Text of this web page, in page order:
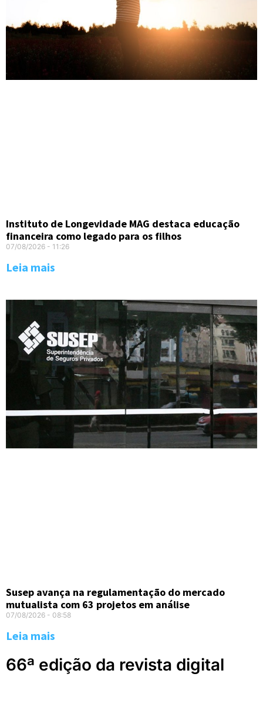
Instituto de Longevidade MAG destaca educação
financeira como legado para os filhos
07/08/2026 11:26
Leia mais
Susep avança na regulamentação do mercado
mutualista com 63 projetos em análise
07/08/2026 08:58
Leia mais
66ª edição da revista digital